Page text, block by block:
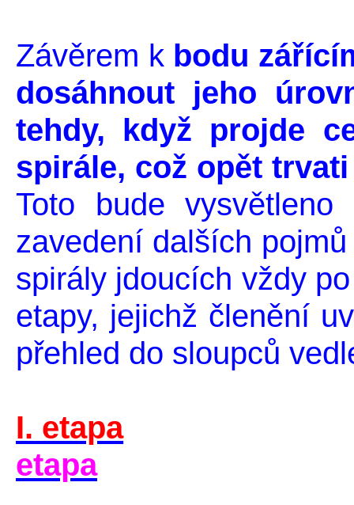
Závěrem k bodu
dosáhnout jeho
tehdy, když projde
spirále, což opět
Toto bude
zavedení dalších
spirály jdoucích vždy
etapy, jejichž členění
přehled do sloupců
I. etapa
etapa